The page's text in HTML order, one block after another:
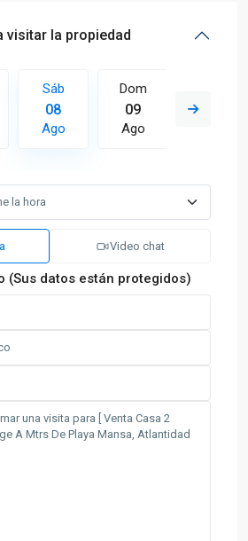
visitar la propiedad
Sáb
08
Ago
Dom
09
Ago
Video chat
(Sus datos están protegidos)